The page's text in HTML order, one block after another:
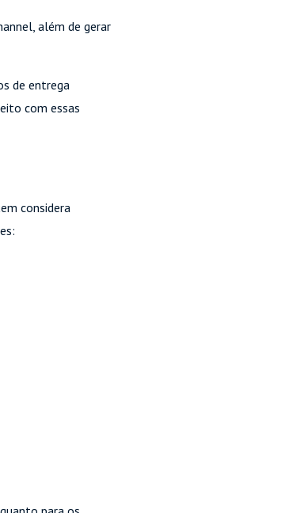
além de gerar
de entrega
com essas
considera